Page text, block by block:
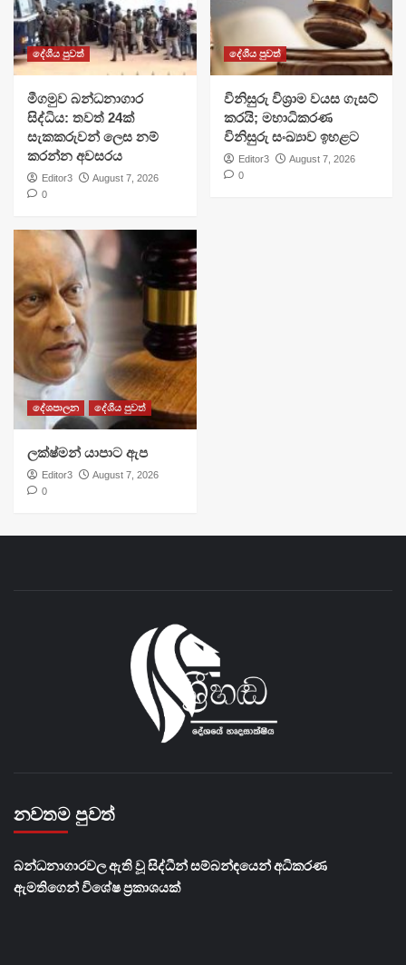
දේශීය පුවත්
මීගමුව බන්ධනාගාර
සිද්ධිය: තවත් 24ක්
සැකකරුවන් ලෙස නම්
කරන්න අවසරය
Editor3
August 7, 2026
0
දේශීය පුවත්
විනිසුරු විශ්‍රාම වයස ගැසට්
කරයි; මහාධිකරණ
විනිසුරු සංඛ්‍යාව ඉහළට
Editor3
August 7, 2026
0
දේශපාලන දේශීය පුවත්
ලක්ෂ්මන් යාපාට ඇප
Editor3
August 7, 2026
0
නවතම පුවත්
බන්ධනාගාරවල ඇති වූ සිද්ධීන් සම්බන්ඳයෙන් අධිකරණ
ඇමතිගෙන් විශේෂ ප්‍රකාශයක්